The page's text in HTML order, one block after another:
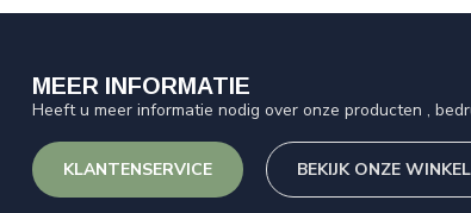
MEER INFORMATIE
Heeft u meer informatie nodig over onze producten ,
KLANTENSERVICE BEKIJK ONZE